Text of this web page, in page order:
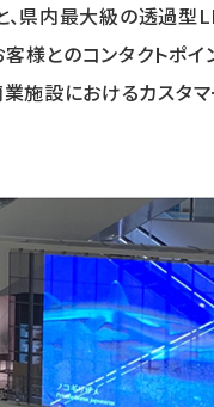
と、県内最大級の透過
様とのコンタクトポイ
施設におけるカスタ